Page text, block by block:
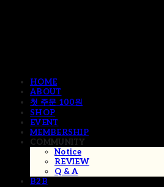
HOME
ABOUT
첫 주문 100원
SHOP
EVENT
MEMBERSHIP
COMMUNITY
Notice
REVIEW
Q & A
B2B